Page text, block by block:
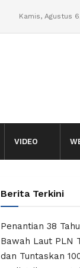
Kamis, Agustus
VIDEO
Berita Terkini
Penantian 38
Bawah Laut PLN
dan Tuntaskan